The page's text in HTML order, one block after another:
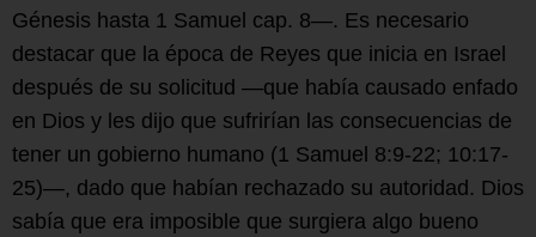
Génesis hasta 1 Samuel cap. 8—. Es necesario
destacar que la época de Reyes que inicia en Israel
después de su solicitud —que había causado enfado
en Dios y les dijo que sufrirían las consecuencias de
tener un gobierno humano (1 Samuel 8:9-22; 10:17-
25)—, dado que habían rechazado su autoridad. Dios
sabía que era imposible que surgiera algo bueno